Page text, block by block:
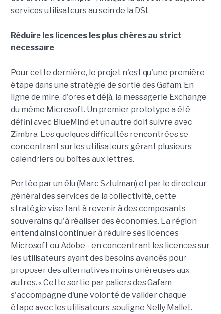
services utilisateurs au sein de la DSI.
Réduire les licences les plus chères au strict
nécessaire
Pour cette dernière, le projet n'est qu'une première
étape dans une stratégie de sortie des Gafam. En
ligne de mire, d'ores et déjà, la messagerie Exchange
du même Microsoft. Un premier prototype a été
défini avec BlueMind et un autre doit suivre avec
Zimbra. Les quelques difficultés rencontrées se
concentrant sur les utilisateurs gérant plusieurs
calendriers ou boîtes aux lettres.
Portée par un élu (Marc Sztulman) et par le directeur
général des services de la collectivité, cette
stratégie vise tant à revenir à des composants
souverains qu'à réaliser des économies. La région
entend ainsi continuer à réduire ses licences
Microsoft ou Adobe - en concentrant les licences sur
les utilisateurs ayant des besoins avancés pour
proposer des alternatives moins onéreuses aux
autres. « Cette sortie par paliers des Gafam
s'accompagne d'une volonté de valider chaque
étape avec les utilisateurs, souligne Nelly Mallet.